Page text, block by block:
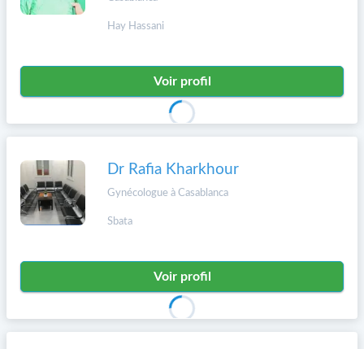
Hay Hassani
Voir profil
Dr Rafia Kharkhour
Gynécologue à Casablanca
Sbata
Voir profil